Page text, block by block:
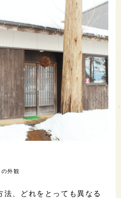
外観
法、どれをとっても異なる